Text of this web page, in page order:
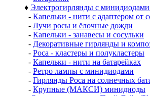
♦ Электрогирлянды с
- Капельки - нити с адаптером от
- Лучи росы и ёлочные дожди
- Капельки - занавесы и сосульки
- Декоративные гирлянды и
- Роса - кластеры и полукластеры
- Капельки - нити на батарейках
- Ретро лампы с минидиодами
- Гирлянды Роса на солнечных
- Крупные (МАКСИ) минидиоды